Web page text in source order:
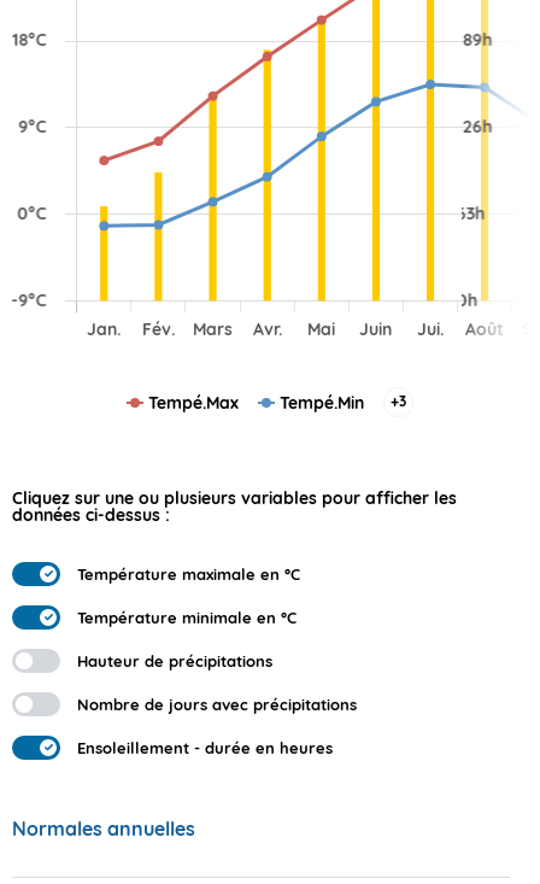
Tempé.Max Tempé.Min +3
Cliquez sur une ou plusieurs variables pour afficher les
données ci-dessus :
Température maximale en °C
Température minimale en °C
Hauteur de précipitations
Nombre de jours avec précipitations
Ensoleillement - durée en heures
Normales annuelles